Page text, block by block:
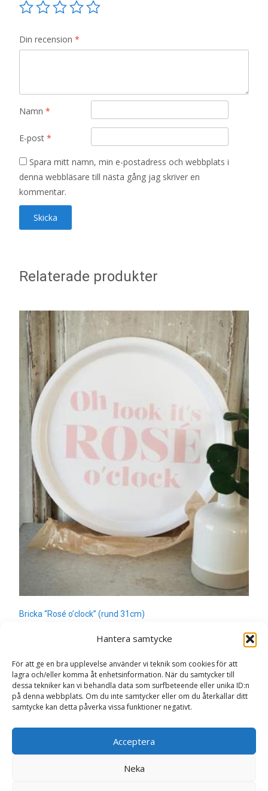
Hantera samtycke
För att ge en bra upplevelse använder vi teknik som cookies för att
lagra och/eller komma åt enhetsinformation. När du samtycker till
dessa tekniker kan vi behandla data som surfbeteende eller unika ID:n
på denna webbplats. Om du inte samtycker eller om du återkallar ditt
samtycke kan detta påverka vissa funktioner negativt.
Acceptera
Neka
Din recension *
Namn *
E-post *
Spara mitt namn, min e-postadress och webbplats i
denna webbläsare till nästa gång jag skriver en
kommentar.
Relaterade produkter
Bricka “Rosé o’clock” (rund 31cm)
Search